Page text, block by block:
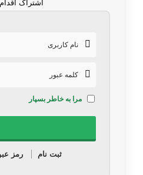
اشتراک اقدام
مرا به خاطر بسپار
ثبت نام رمز